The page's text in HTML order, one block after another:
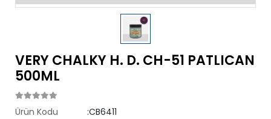
VERY CHALKY H. D. CH-51 PATLICAN
500ML
Ürün Kodu
:CB6411